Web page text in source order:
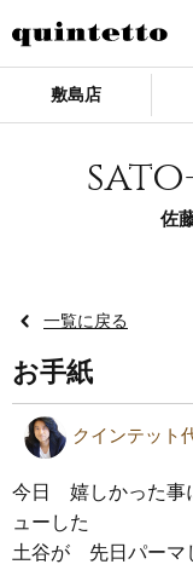
敷島店
佐
一覧に戻る
お手紙
クインテット
今日 嬉しかった
ューした
土谷が 先日パー